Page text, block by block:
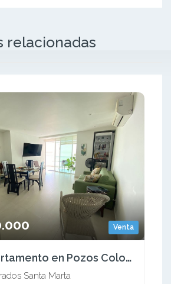
relacionadas
Venta
Vendo Apartamento en Pozos Colorados - Santa Marta
Santa Marta